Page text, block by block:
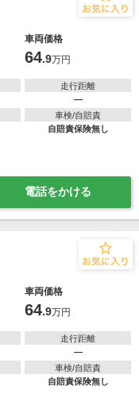
車両価格
64.9万円
走行距離
―
車検/自賠責
自賠責保険無し
電話をかける
車両価格
64.9万円
走行距離
―
車検/自賠責
自賠責保険無し